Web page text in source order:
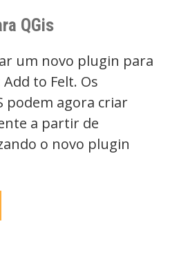
QGis
um novo plugin para
to Felt. Os
podem agora criar
a partir de
o novo plugin